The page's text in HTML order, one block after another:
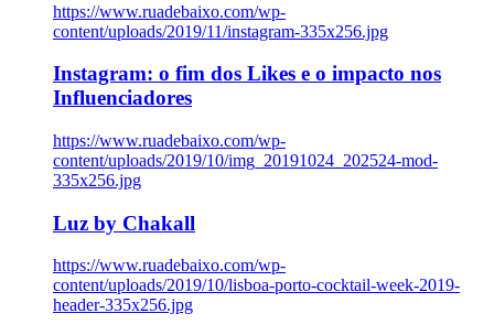
https://www.ruadebaixo.com/wp-
content/uploads/2019/11/instagram-335x256.jpg
Instagram: o fim dos Likes e o impacto nos
Influenciadores
https://www.ruadebaixo.com/wp-
content/uploads/2019/10/img_20191024_202524-mod-
335x256.jpg
Luz by Chakall
https://www.ruadebaixo.com/wp-
content/uploads/2019/10/lisboa-porto-cocktail-week-2019-
header-335x256.jpg